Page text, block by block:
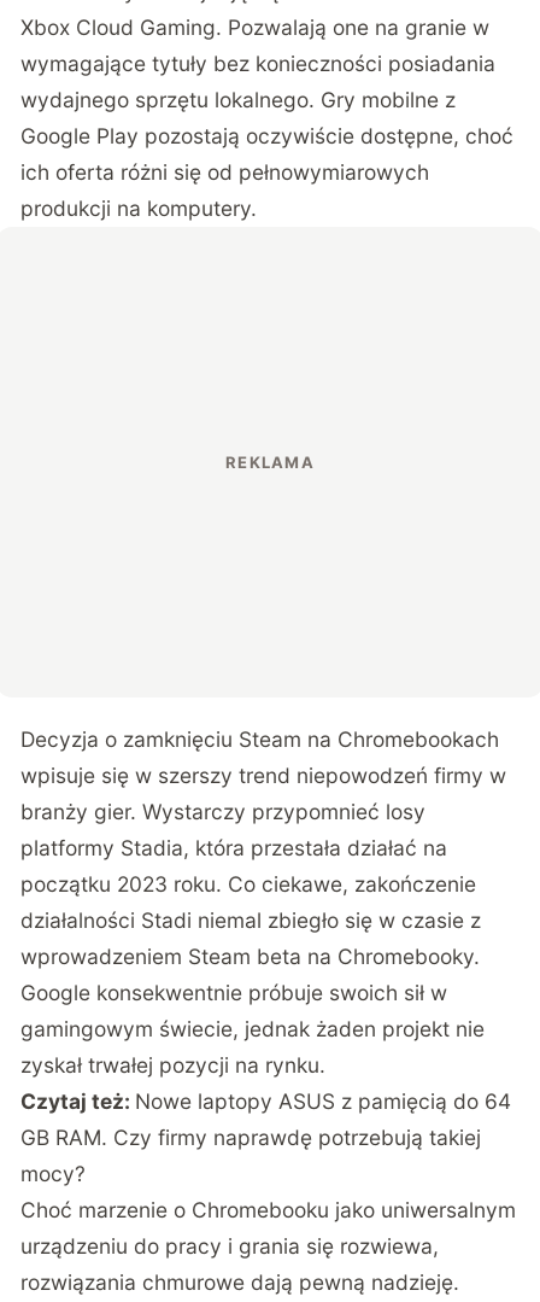
Xbox Cloud Gaming. Pozwalają one na granie w
wymagające tytuły bez konieczności posiadania
wydajnego sprzętu lokalnego. Gry mobilne z
Google Play pozostają oczywiście dostępne, choć
ich oferta różni się od pełnowymiarowych
produkcji na komputery.
Decyzja o zamknięciu Steam na Chromebookach
wpisuje się w szerszy trend niepowodzeń firmy w
branży gier. Wystarczy przypomnieć losy
platformy Stadia, która przestała działać na
początku 2023 roku. Co ciekawe, zakończenie
działalności Stadi niemal zbiegło się w czasie z
wprowadzeniem Steam beta na Chromebooky.
Google konsekwentnie próbuje swoich sił w
gamingowym świecie, jednak żaden projekt nie
zyskał trwałej pozycji na rynku.
Czytaj też: Nowe laptopy ASUS z pamięcią do 64
GB RAM. Czy firmy naprawdę potrzebują takiej
mocy?
Choć marzenie o Chromebooku jako uniwersalnym
urządzeniu do pracy i grania się rozwiewa,
rozwiązania chmurowe dają pewną nadzieję.